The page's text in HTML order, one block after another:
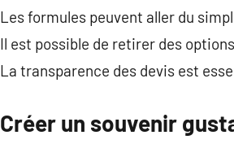
Les formules peuvent aller du
Il est possible de retirer des
La transparence des devis est
Créer un souvenir